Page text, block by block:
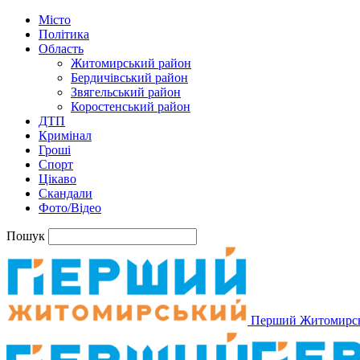
Місто
Політика
Область
Житомирський район
Бердичівський район
Звягельський район
Коростенський район
ДТП
Кримінал
Гроші
Спорт
Цікаво
Скандали
Фото/Відео
Пошук
Перший